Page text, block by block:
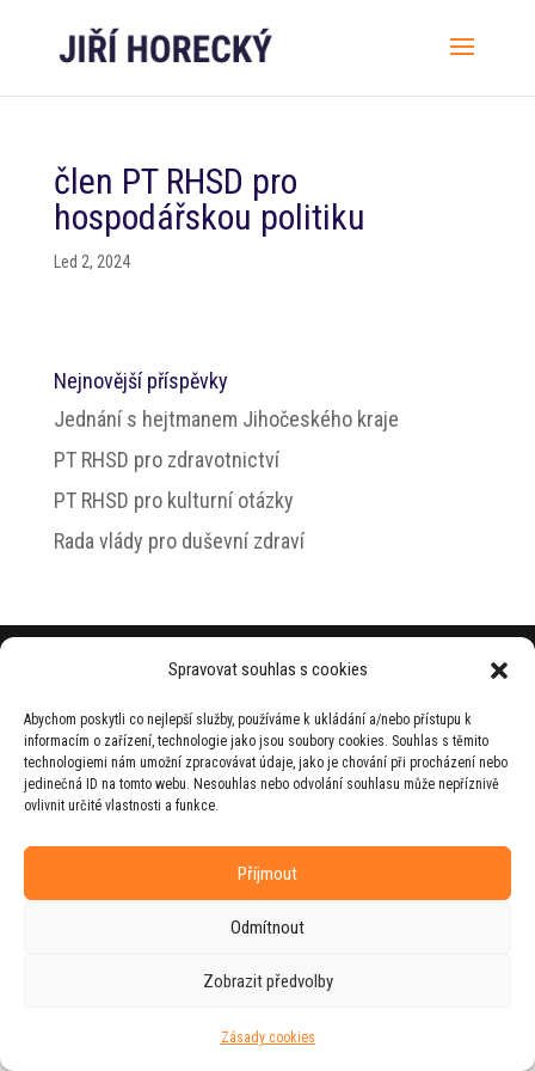
Spravovat souhlas s cookies
Abychom poskytli co nejlepší služby, používáme k ukládání a/nebo přístupu k
informacím o zařízení, technologie jako jsou soubory cookies. Souhlas s těmito
technologiemi nám umožní zpracovávat údaje, jako je chování při procházení nebo
jedinečná ID na tomto webu. Nesouhlas nebo odvolání souhlasu může nepříznivě
ovlivnit určité vlastnosti a funkce.
Příjmout
Odmítnout
Zobrazit předvolby
Zásady cookies
člen PT RHSD pro
hospodářskou politiku
Led 2, 2024
Nejnovější příspěvky
Jednání s hejtmanem Jihočeského kraje
PT RHSD pro zdravotnictví
PT RHSD pro kulturní otázky
Rada vlády pro duševní zdraví
© 2026 Jiří Horecký – Osobní stránky Jiřího
Web vytvořila firmaRUDIve spolupráci s
agenturouZEST BRAND.